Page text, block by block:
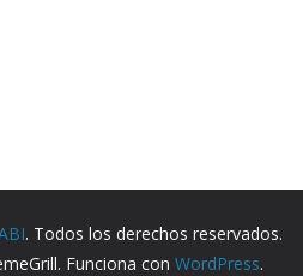
. Todos los derechos reservados.
Funciona con WordPress.